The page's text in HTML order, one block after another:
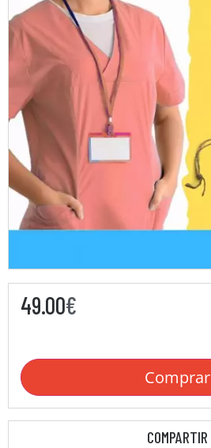
49.00€
Comprar
COMPARTIR